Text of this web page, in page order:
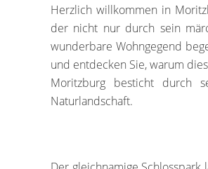
Herzlich willkommen in
der nicht nur durch sein
wunderbare Wohngegend
und entdecken Sie, warum
Moritzburg besticht durch
Naturlandschaft.